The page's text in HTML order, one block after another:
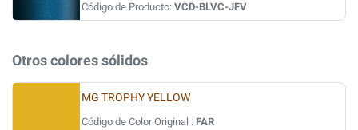
Código de Producto: VCD-BLVC-JFV
Otros colores sólidos
MG TROPHY YELLOW
Código de Color Original : FAR